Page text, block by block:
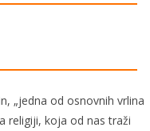
„jedna od osnovnih vrlina
religiji, koja od nas traži